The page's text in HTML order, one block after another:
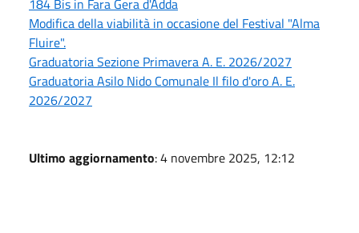
Modifica della viabilità in occasione del Festival "Alma
Fluire".
Graduatoria Sezione Primavera A. E. 2026/2027
Graduatoria Asilo Nido Comunale Il filo d'oro A. E.
2026/2027
Ultimo aggiornamento: 4 novembre 2025, 12:12